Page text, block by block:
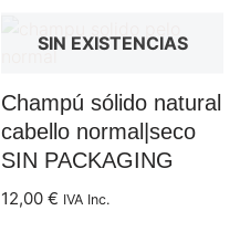
SIN EXISTENCIAS
Champú sólido natural
cabello normal|seco
SIN PACKAGING
12,00€ IVA Inc.